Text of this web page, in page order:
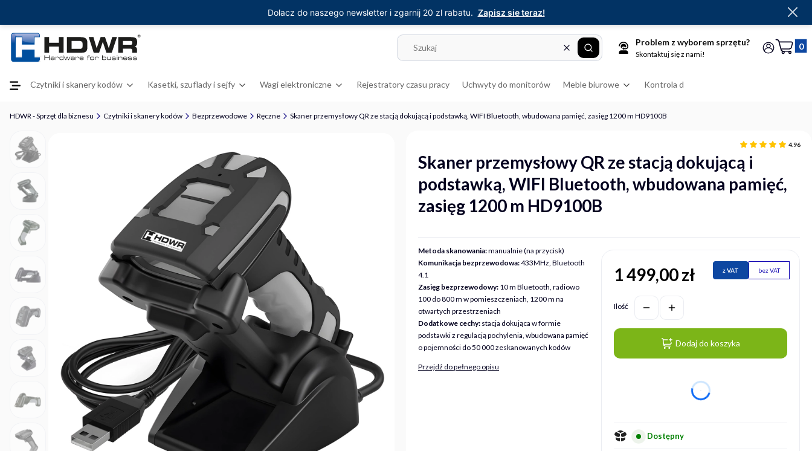
WyczyśćSzukaj
Problem z wyborem sprzętu?
Skontaktuj się z nami! Zaloguj się
Koszyk
Czytniki i skanery kodów Kasetki, szuflady i sejfy Wagi elektroniczne Rejestratory czasu pracy Uchwyty do monitorów Meble biurowe Kontrola dostępu
HDWR - Sprzęt dla biznesu Czytniki i skanery kodów Bezprzewodowe Ręczne Skaner przemysłowy QR ze stacją dokującą i podstawką, WIFI Bluetooth, wbudowana pamięć, zasięg 1200 m HD9100B
Skaner przemysłowy QR ze stacją dokującą i
podstawką, WIFI Bluetooth, wbudowana pamięć,
zasięg 1200 m HD9100B
4.96
Metoda skanowania:manualnie (na przycisk)
Komunikacja bezprzewodowa:433MHz, Bluetooth
4.1
Zasięg bezprzewodowy: 10 m Bluetooth, radiowo
100 do 800 m w pomieszczeniach, 1200 m na
otwartych przestrzeniach
Dodatkowe cechy: stacja dokująca w formie
podstawki z regulacją pochylenia, wbudowana pamięć
o pojemności do 50 000 zeskanowanych kodów
Przejdź do pełnego opisu
z VAT bez VAT
Cena
1 499,00 zł
Ilość
Dodaj do koszyka
Dostępny
Dolacz do naszego newsletter i zgarnij 20 zl rabatu. Zapisz sie teraz!